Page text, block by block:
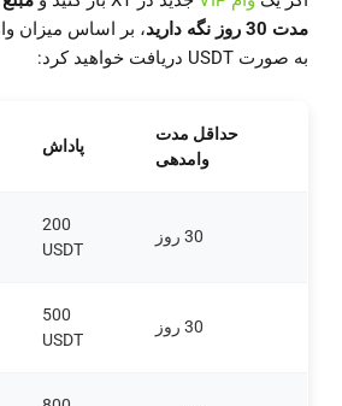
مدت 30 روز نگه دارید
، بر اساس میزان
به صورت USDT دریافت خواهید کرد:
حداقل مدت
وامدهی
پاداش
30 روز
200
USDT
30 روز
500
USDT